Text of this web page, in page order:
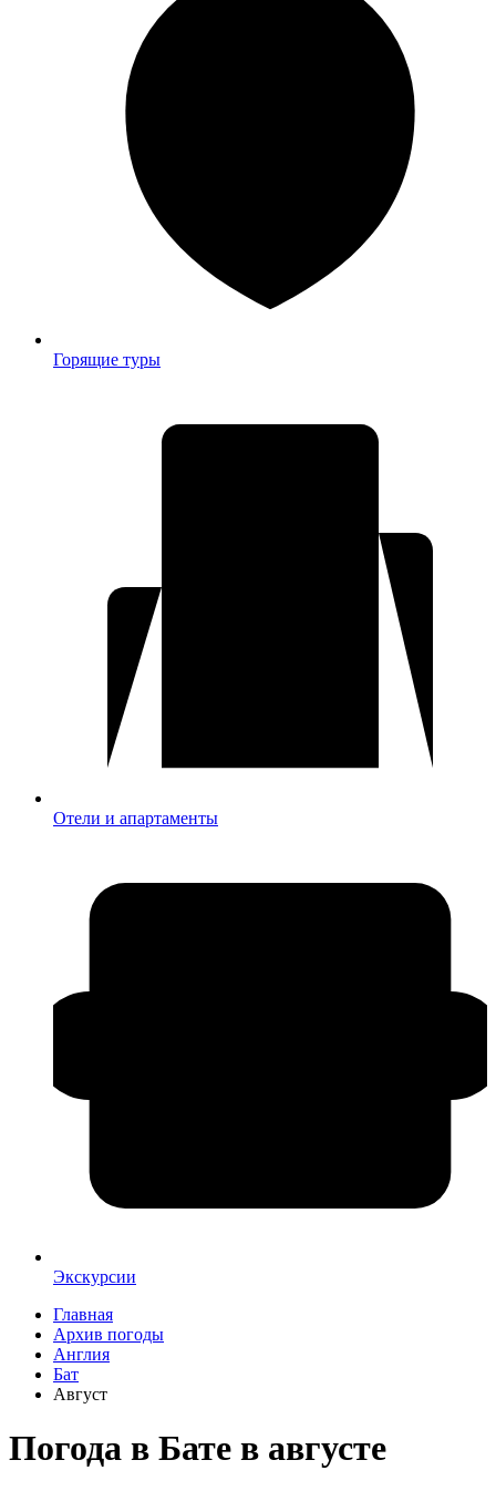
Горящие туры
Отели и апартаменты
Экскурсии
Главная
Архив погоды
Англия
Бат
Август
Погода в Бате в августе